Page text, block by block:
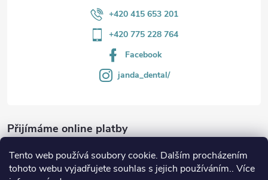
Tento web používá soubory cookie. Dalším procházením
tohoto webu vyjadřujete souhlas s jejich používáním.. Více
+420 415 653 201
+420 775 228 764
Facebook
janda_dental/
Přijímáme online platby